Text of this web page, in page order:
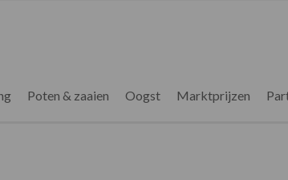
Poten & zaaien Oogst Marktprijzen